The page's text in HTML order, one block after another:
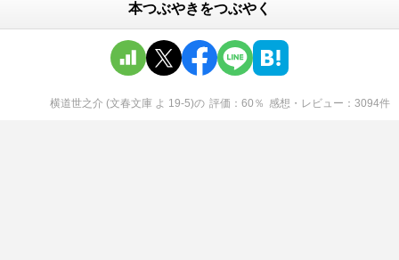
本つぶやきをつぶやく
横道世之介 (文春文庫 よ 19-5)の 評価 60 ％ 感想・レビュー 3094件